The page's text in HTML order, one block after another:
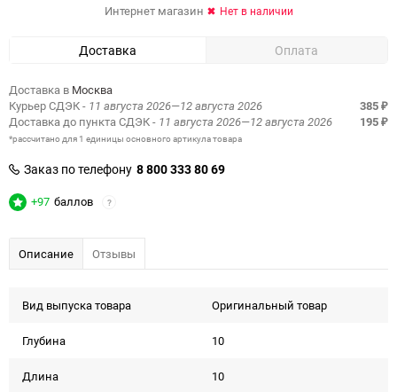
Интернет магазин Нет в наличии
Доставка Оплата
Доставка в Москва
Курьер СДЭК- 11 августа 2026—12 августа 2026 385 ₽
Доставка до пункта СДЭК- 11 августа 2026—12 августа 2026 195 ₽
*рассчитано для 1 единицы основного артикула товара
Заказ по телефону 8 800 333 80 69
+97 баллов ?
Описание Отзывы
Вид выпуска товара Оригинальный товар
Глубина 10
Длина 10